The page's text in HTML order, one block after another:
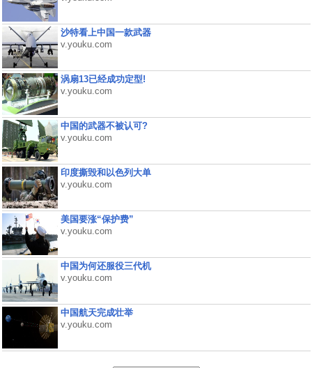
沙特看上中国一款武器
v.youku.com
涡扇13已经成功定型!
v.youku.com
中国的武器不被认可?
v.youku.com
印度撕毁和以色列大单
v.youku.com
美国要涨“保护费”
v.youku.com
中国为何还服役三代机
v.youku.com
中国航天完成壮举
v.youku.com